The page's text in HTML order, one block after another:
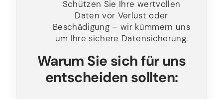
Schützen Sie Ihre wertvollen
Daten vor Verlust oder
Beschädigung – wir kümmern uns
um Ihre sichere Datensicherung.
Warum Sie sich für uns
entscheiden sollten: